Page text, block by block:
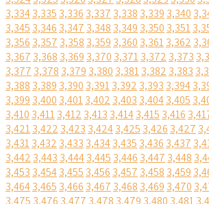
3,3343,335 3,336 3,337 3,338 3,339 3,340
3,345 3,346 3,347 3,348 3,349 3,350 3,351
3,356 3,357 3,358 3,359 3,360 3,3613,362
3,367 3,368 3,369 3,370 3,3713,372 3,373
3,377 3,378 3,379 3,380 3,3813,382 3,383
3,388 3,389 3,390 3,3913,392 3,393 3,394
3,399 3,400 3,4013,402 3,403 3,4043,405
3,410 3,4113,412 3,413 3,4143,415 3,416
3,4213,422 3,423 3,4243,425 3,426 3,427
3,4313,432 3,433 3,4343,435 3,436 3,437
3,442 3,443 3,4443,445 3,446 3,447 3,448
3,453 3,4543,455 3,456 3,457 3,458 3,459
3,4643,465 3,466 3,467 3,468 3,469 3,470